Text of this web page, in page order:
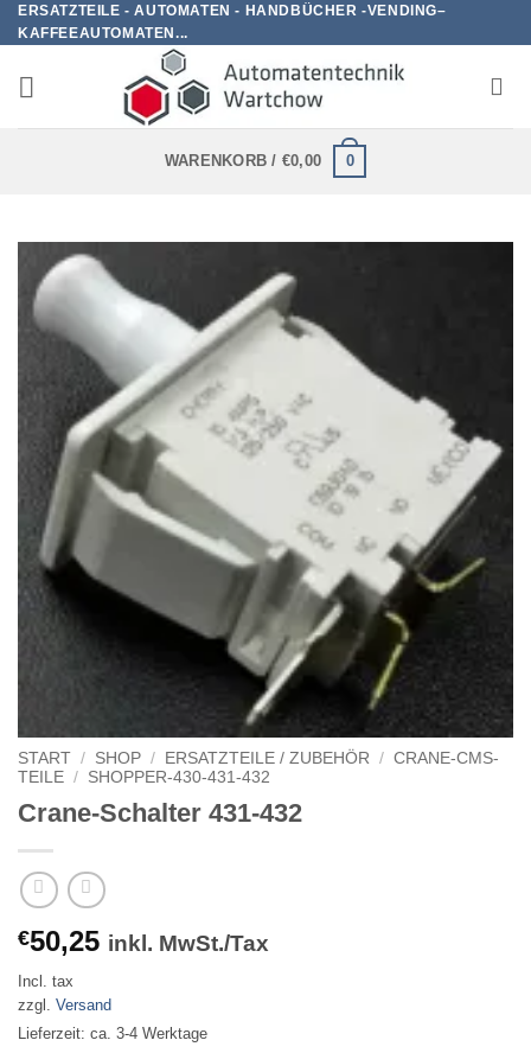
Zum
Inhalt
springen
ERSATZTEILE - AUTOMATEN - HANDBÜCHER -VENDING–
KAFFEEAUTOMATEN...
WARENKORB / €0,00 0
START / SHOP / ERSATZTEILE / ZUBEHÖR / CRANE-CMS-
TEILE / SHOPPER-430-431-432
Crane-Schalter 431-432
€50,25 inkl. MwSt./Tax
Incl. tax
zzgl. Versand
Lieferzeit: ca. 3-4 Werktage